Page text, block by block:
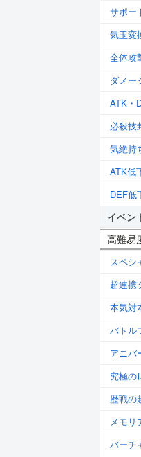
サポー
気玉変
全体攻
ダメー
ATK・
必殺技
気絶持
ATK低
DEF低
イベン
高難易
スペシ
超連携
本気対
バトル
アニバ
究極の
歴戦の
メモリ
バーチ